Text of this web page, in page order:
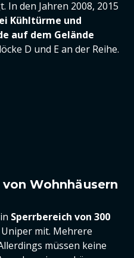
den Jahren 2008, 2015
Kühltürme und
auf dem Gelände
D und E an der Reihe.
Wohnhäusern
Sperrbereich von 300
mit. Mehrere
müssen keine